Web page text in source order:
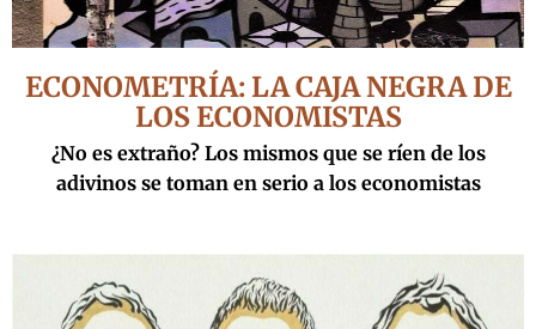
ECONOMETRÍA: LA CAJA NEGRA DE
LOS ECONOMISTAS
¿No es extraño? Los mismos que se ríen de los
adivinos se toman en serio a los economistas